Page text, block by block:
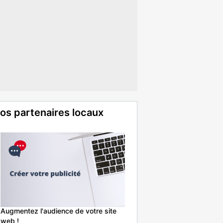
partenaires locaux
Augmentez l'audience de votre site
web !